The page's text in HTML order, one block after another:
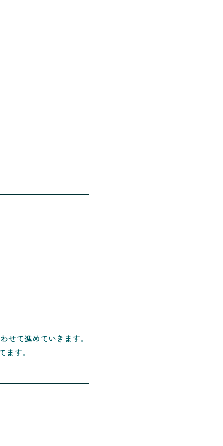
せて進めていきます。
す。